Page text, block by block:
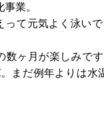
業。
って元気よく泳い
数ヶ月が楽しみで
まだ例年よりは水